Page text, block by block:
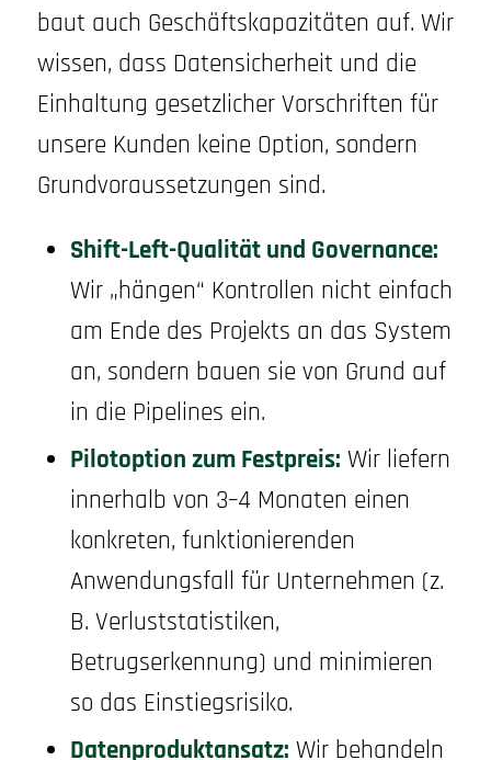
baut auch Geschäftskapazitäten auf. Wir
wissen, dass Datensicherheit und die
Einhaltung gesetzlicher Vorschriften für
unsere Kunden keine Option, sondern
Grundvoraussetzungen sind.
Shift-Left-Qualität und Governance:
Wir „hängen“ Kontrollen nicht einfach
am Ende des Projekts an das System
an, sondern bauen sie von Grund auf
in die Pipelines ein.
Pilotoption zum Festpreis: Wir liefern
innerhalb von 3–4 Monaten einen
konkreten, funktionierenden
Anwendungsfall für Unternehmen (z.
B. Verluststatistiken,
Betrugserkennung) und minimieren
so das Einstiegsrisiko.
Datenproduktansatz: Wir behandeln